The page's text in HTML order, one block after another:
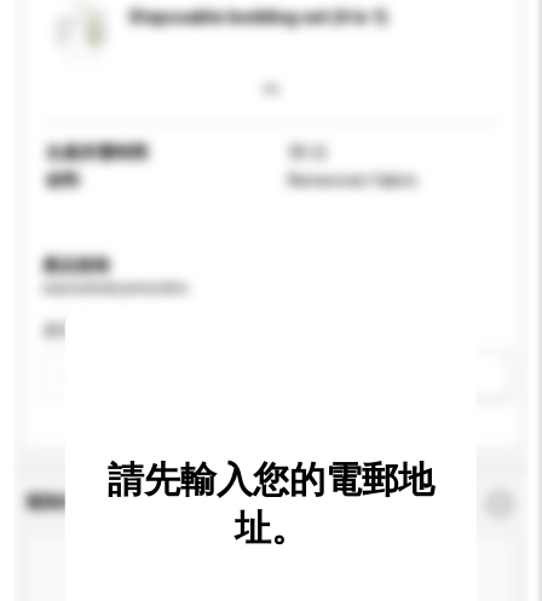
Disposable bedding set (4 in 1)
生產所需時間
30 日
材料
Nonwoven fabric
產品規格
查詢內容 * 必須填寫
請先輸入您的電郵地
址。